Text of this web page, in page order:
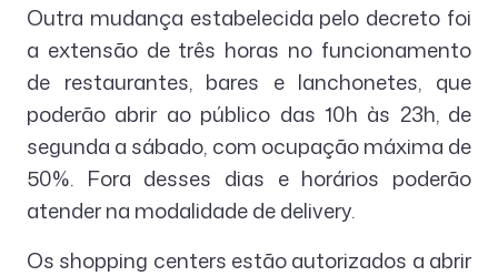
Outra mudança estabelecida pelo decreto foi
a extensão de três horas no funcionamento
de restaurantes, bares e lanchonetes, que
poderão abrir ao público das 10h às 23h, de
segunda a sábado, com ocupação máxima de
50%. Fora desses dias e horários poderão
atender na modalidade de delivery.
Os shopping centers estão autorizados a abrir